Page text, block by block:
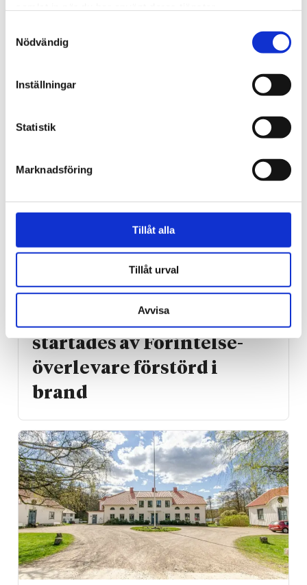
Nödvändig
Inställningar
Statistik
Marknadsföring
Tillåt alla
Tillåt urval
Avvisa
Vittnesbörd
Ateisten Henrik fångades
av den korsfäste Jesus
Kanada
Judisk restaurang som
startades av Förintelse­
överlevare förstörd i
brand